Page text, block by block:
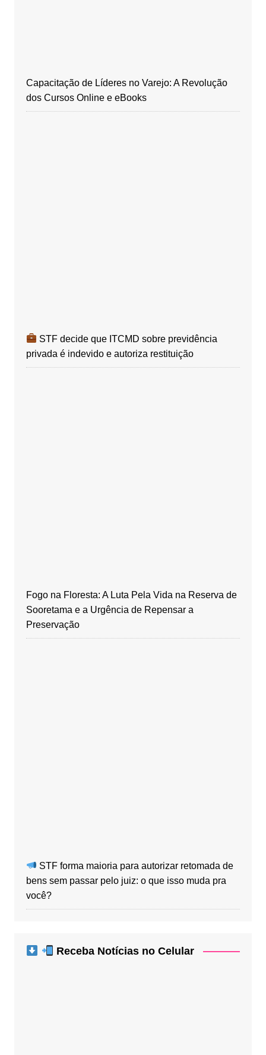
Capacitação de Líderes no Varejo: A Revolução
dos Cursos Online e eBooks
STF decide que ITCMD sobre previdência
privada é indevido e autoriza restituição
Fogo na Floresta: A Luta Pela Vida na Reserva de
Sooretama e a Urgência de Repensar a
Preservação
STF forma maioria para autorizar retomada de
bens sem passar pelo juiz: o que isso muda pra
você?
Receba Notícias no Celular